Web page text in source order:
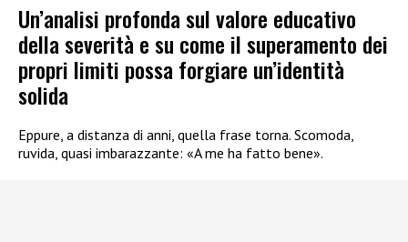
Un’analisi profonda sul valore educativo
della severità e su come il superamento dei
propri limiti possa forgiare un’identità
solida
Eppure, a distanza di anni, quella frase torna. Scomoda,
ruvida, quasi imbarazzante: «A me ha fatto bene».